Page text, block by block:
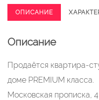
ОПИСАНИЕ
Описание
Продаётся квартира-
доме PREMIUM класса.
Московская прописка,